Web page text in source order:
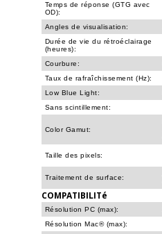
Temps de réponse (GTG avec
OD):
Angles de visualisation:
Durée de vie du rétroéclairage
(heures):
Courbure:
Taux de rafraîchissement (Hz):
Low Blue Light:
Sans scintillement:
Color Gamut:
Taille des pixels:
Traitement de surface:
COMPATIBILITé
Résolution PC (max):
Résolution Mac® (max):